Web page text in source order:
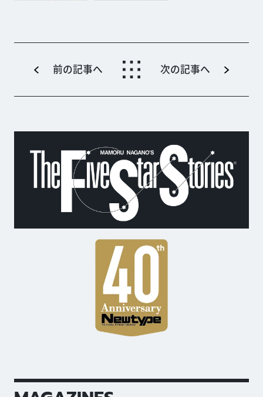
前の記事へ 次の記事へ